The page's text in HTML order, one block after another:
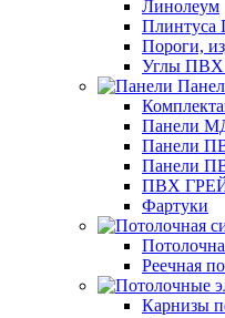
Линолеум
Пороги,
Углы ПВХ
Панели
Панели
Панели
ПВХ
Фартуки
Реечная
Карнизы